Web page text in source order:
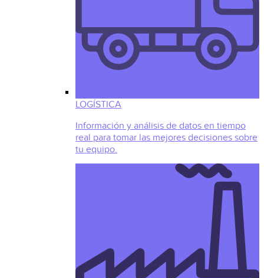
LOGÍSTICA
Información y análisis de datos en tiempo
real para tomar las mejores decisiones sobre
tu equipo.